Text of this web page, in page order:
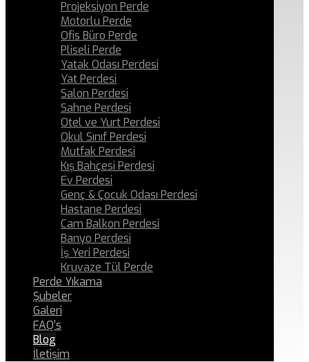
Projeksiyon Perde
Motorlu Perde
Ofis Büro Perde
Pliseli Perde
Yatak Odası Perdesi
Yat Perdesi
Salon Perdesi
Sahne Perdesi
Otel ve Yurt Perdesi
Okul Sınıf Perdesi
Mutfak Perdesi
Kış Bahçesi Perdesi
Ev Perdesi
Genç & Çocuk Odası Perdesi
Hastane Perdesi
Cam Balkon Perdesi
Banyo Perdesi
İş Yeri Perdesi
Kruvaze Tül Perde
Perde Yıkama
Şubeler
Galeri
FAQ’s
Blog
İletişim